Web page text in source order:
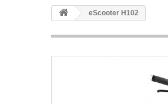
eScooter H102